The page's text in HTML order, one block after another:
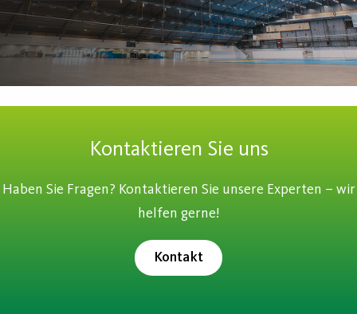
Kontaktieren Sie uns
Haben Sie Fragen? Kontaktieren Sie unsere Experten – wir
helfen gerne!
Kontakt